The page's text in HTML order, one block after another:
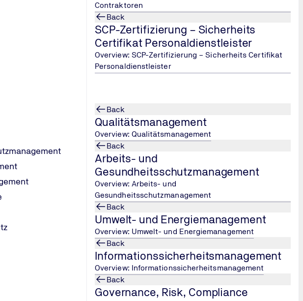
Contraktoren
Back
SCP-Zertifizierung – Sicherheits
Certifikat Personaldienstleister
Overview: SCP-Zertifizierung – Sicherheits Certifikat
Personaldienstleister
Back
Qualitätsmanagement
Overview: Qualitätsmanagement
Back
Arbeits- und
Gesundheitsschutzmanagement
Overview: Arbeits- und
Gesundheitsschutzmanagement
Back
Umwelt- und Energiemanagement
Overview: Umwelt- und Energiemanagement
Back
Informationssicherheitsmanagement
Overview: Informationssicherheitsmanagement
Back
Governance, Risk, Compliance
gelesen zu haben. Der Nutzung meiner Daten gemäß der Datenschutzerklärung